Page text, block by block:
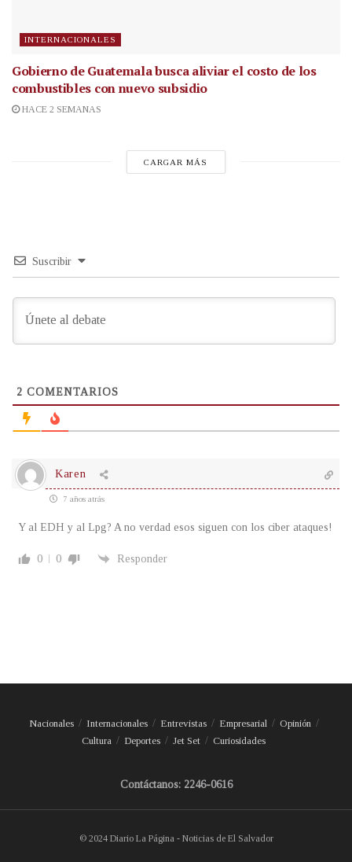
INTERNACIONALES
Gobierno de Guatemala busca aliviar el costo de los
combustibles con nuevo subsidio
HACE 2 SEMANAS
CARGAR MÁS
Suscribir
2 COMENTARIOS
Karen
7 años atrás
Y al EDH y al Lpg? A no verdad esos siguen con los ciber ataques!
0 0 Responder
Nacionales Internacionales Entrevistas Empresarial
Opinión
Cultura
Deportes Jet Set Curiosidades
Contáctanos: 2246-0616
© 2024 Diario La Página - Noticias de El Salvador